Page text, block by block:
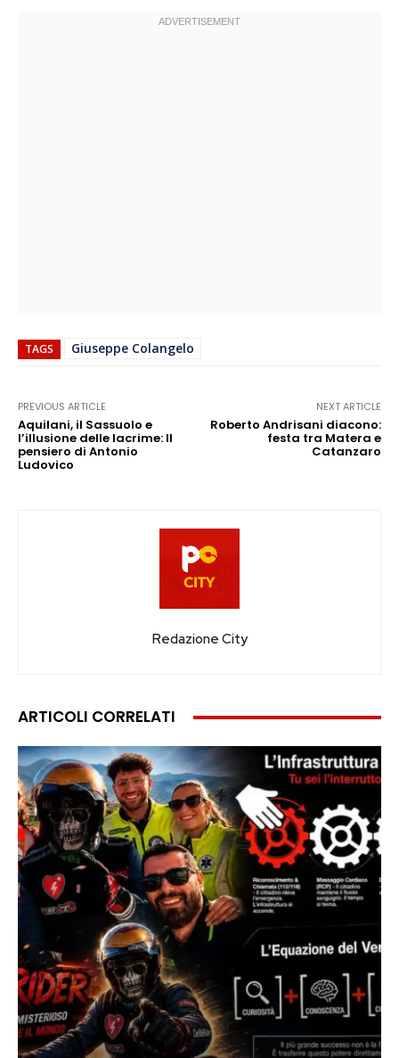
TAGS Giuseppe Colangelo
PREVIOUS ARTICLE
Aquilani, il Sassuolo e
l’illusione delle lacrime: Il
pensiero di Antonio
Ludovico
NEXT ARTICLE
Roberto Andrisani diacono:
festa tra Matera e
Catanzaro
Redazione City
ARTICOLI CORRELATI